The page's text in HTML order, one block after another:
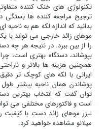
تکنولوژی های خنک کننده
ترجیح مراجعه کننده ها بستگی
بدانید که اندازه لکه هم به
موهای زائد خارجی می تواند
را از بین ببرد. در نتیجه هر چه
بپوشاند، دستگاه بهتری است،
همچنین هزینه ها بالاتر و
ایرانی با لکه های کوچک تر
پوشاندن همان ناحیه بیشتر
توان گفت که انتخاب بهترین
است و فاکتورهای مختلفی می
لیزر موهای زائد دست با
میلانو مشاهده خواهید کرد.